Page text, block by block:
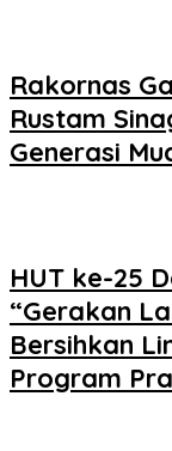
Rakornas
Rustam
Generasi
HUT ke-25
“Gerakan
Bersihkan
Program